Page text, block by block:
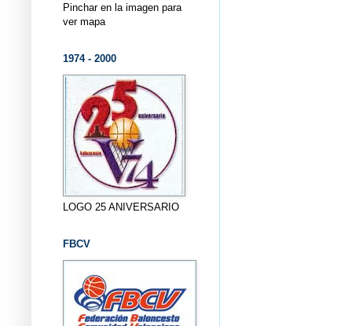
Pinchar en la imagen para
ver mapa
1974 - 2000
LOGO 25 ANIVERSARIO
FBCV